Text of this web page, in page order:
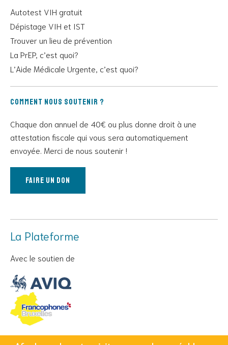
Autotest VIH gratuit
Dépistage VIH et IST
Trouver un lieu de prévention
La PrEP, c’est quoi?
L’Aide Médicale Urgente, c’est quoi?
Comment nous soutenir ?
Chaque don annuel de 40€ ou plus donne droit à une
attestation fiscale qui vous sera automatiquement
envoyée. Merci de nous soutenir !
Faire un don
La Plateforme
Avec le soutien de